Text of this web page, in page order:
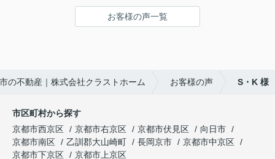
さんのお人柄に、
心から信頼させていただいています。
いと思います。
矢野さんのこれからのご活躍とご健勝を心よりお祈
てくださいました。商談の際は、妻の体調にも気を
配っていただくなど、
不安も多くありましたが、安心して相談できる会
社・担当者様でした。
特に担当してくださった中野様、柴田様には大変お
世話になりました。誠実にご対応いただき、本当に
お客様の声一覧
の不動産｜株式会社クラストホーム お客様の声 S・K 様
市区町村から探す
京都市西京区
京都市右京区 京都市伏見区
向日市
京都市南区
乙訓郡大山崎町 長岡京市
京都市中京区
京都市下京区
京都市上京区